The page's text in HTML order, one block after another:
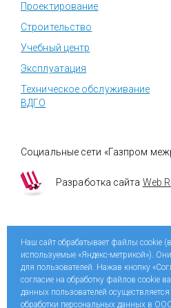
Проектирование
Строительство
Учебный центр
Эксплуатация
Техническое обслуживание
ВДГО
Социальные сети «Газпром
Разработка сайта Web
Наш сайт обрабатывает файлы cookie
используемые «Яндекс-метрикой»).
для пользователей. Нажав кнопку
согласие на обработку файлов cookie
данных пользователей
обработки персональных данных в